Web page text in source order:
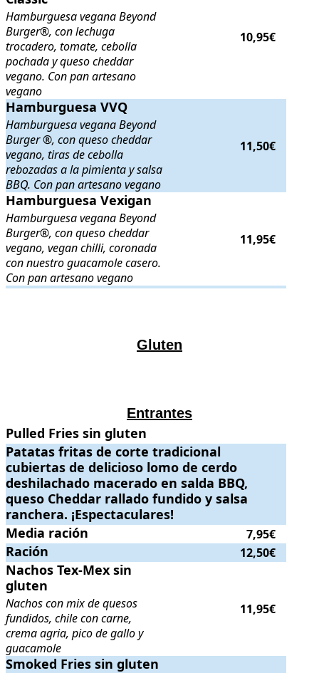
Hamburguesa vegana Beyond
Burger®, con lechuga
trocadero, tomate, cebolla
pochada y queso cheddar
vegano. Con pan artesano
vegano
10,95€
Hamburguesa VVQ . Hamburguesa vegana Beyond Burger ®, con
Hamburguesa VVQ
Hamburguesa vegana Beyond
Burger ®, con queso cheddar
vegano, tiras de cebolla
rebozadas a la pimienta y salsa
BBQ. Con pan artesano vegano
11,50€
Hamburguesa Vexigan . Hamburguesa vegana Beyond Burger®, con
Hamburguesa Vexigan
Hamburguesa vegana Beyond
Burger®, con queso cheddar
vegano, vegan chilli, coronada
con nuestro guacamole casero.
Con pan artesano vegano
11,95€
..
Gluten
Entrantes
Pulled Fries sin gluten ..
Pulled Fries sin gluten
Patatas fritas de corte tradicional cubiertas de delicioso lomo de
Patatas fritas de corte tradicional
cubiertas de delicioso lomo de cerdo
deshilachado macerado en salda BBQ,
queso Cheddar rallado fundido y salsa
ranchera. ¡Espectaculares!
Media ración .. Precio:
Media ración 7,95€
Ración .. Precio:
Ración 12,50€
Nachos Tex-Mex sin gluten
Nachos Tex-Mex sin
gluten
Nachos con mix de quesos
fundidos, chile con carne,
crema agria, pico de gallo y
guacamole
11,95€
Smoked Fries sin gluten . Patata natural frita terminada al horno,
Smoked Fries sin gluten